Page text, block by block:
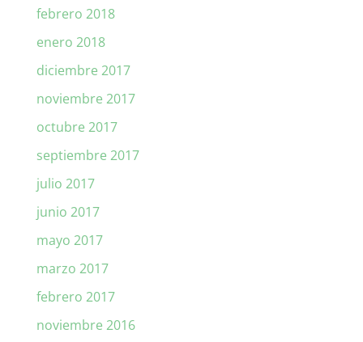
febrero 2018
enero 2018
diciembre 2017
noviembre 2017
octubre 2017
septiembre 2017
julio 2017
junio 2017
mayo 2017
marzo 2017
febrero 2017
noviembre 2016